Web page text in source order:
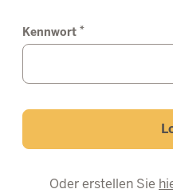
Kennwort *
Oder erstellen Sie